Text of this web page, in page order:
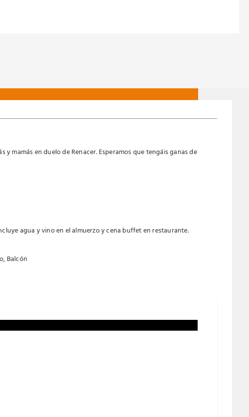
mamás en duelo de Renacer. Esperamos que tengáis ganas de
agua y vino en el almuerzo y cena buffet en restaurante.
Balcón